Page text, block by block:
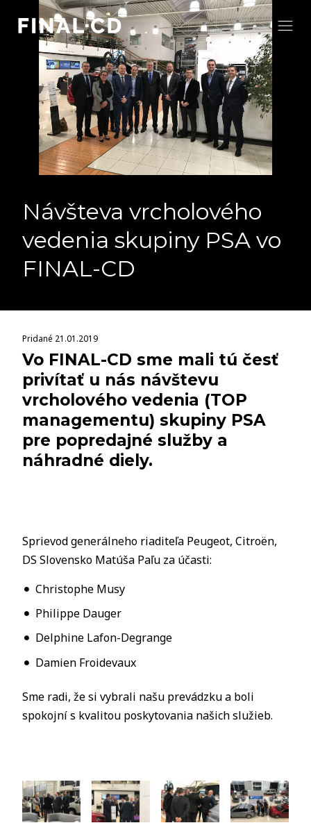
Návšteva vrcholového
vedenia skupiny PSA vo
FINAL-CD
Pridané 21.01.2019
Vo FINAL-CD sme mali tú česť
privítať u nás návštevu
vrcholového vedenia (TOP
managementu) skupiny PSA
pre popredajné služby a
náhradné diely.
Sprievod generálneho riaditeľa Peugeot, Citroën,
DS Slovensko Matúša Paľu za účasti:
Christophe Musy
Philippe Dauger
Delphine Lafon-Degrange
Damien Froidevaux
Sme radi, že si vybrali našu prevádzku a boli
spokojní s kvalitou poskytovania našich služieb.